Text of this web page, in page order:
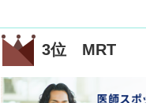
3位 MRT